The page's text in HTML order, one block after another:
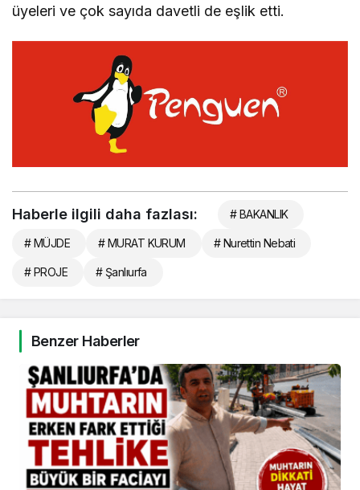
üyeleri ve çok sayıda davetli de eşlik etti.
Haberle ilgili daha fazlası: # BAKANLIK
# MÜJDE # MURAT KURUM # Nurettin Nebati
# PROJE # Şanlıurfa
Benzer Haberler